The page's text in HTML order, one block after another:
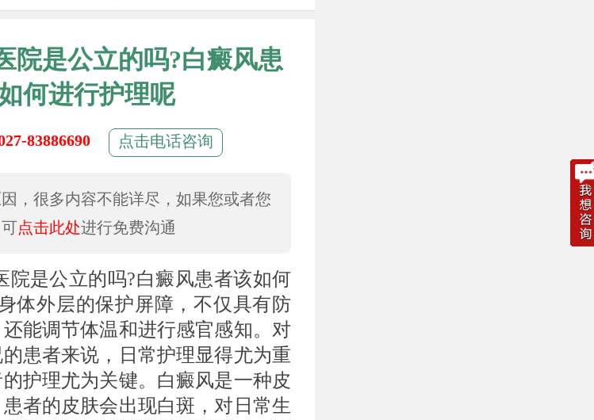
院是公立的吗?白癜风患
何进行护理呢
83886690 点击电话咨询
，很多内容不能详尽，如果您或者您
点击此处进行免费沟通
是公立的吗?白癜风患者该如何
体外层的保护屏障，不仅具有防
能调节体温和进行感官感知。对
患者来说，日常护理显得尤为重
护理尤为关键。白癜风是一种皮
者的皮肤会出现白斑，对日常生